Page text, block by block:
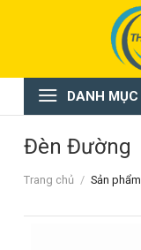
dung
DANH
Đèn Đường
Trang chủ / Sản